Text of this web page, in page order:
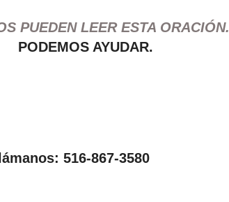
PUEDEN LEER ESTA ORACIÓN.
PODEMOS AYUDAR.
516-867-3580